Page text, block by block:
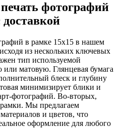
фотографий
доставкой
в рамке 15х15 в нашем
из нескольких ключевых
тип используемой
или матовую. Глянцевая бумага
блеск и глубину
минимизирует блики и
фотографий. Во-вторых,
Мы предлагаем
и цветов, что
оформление для любого